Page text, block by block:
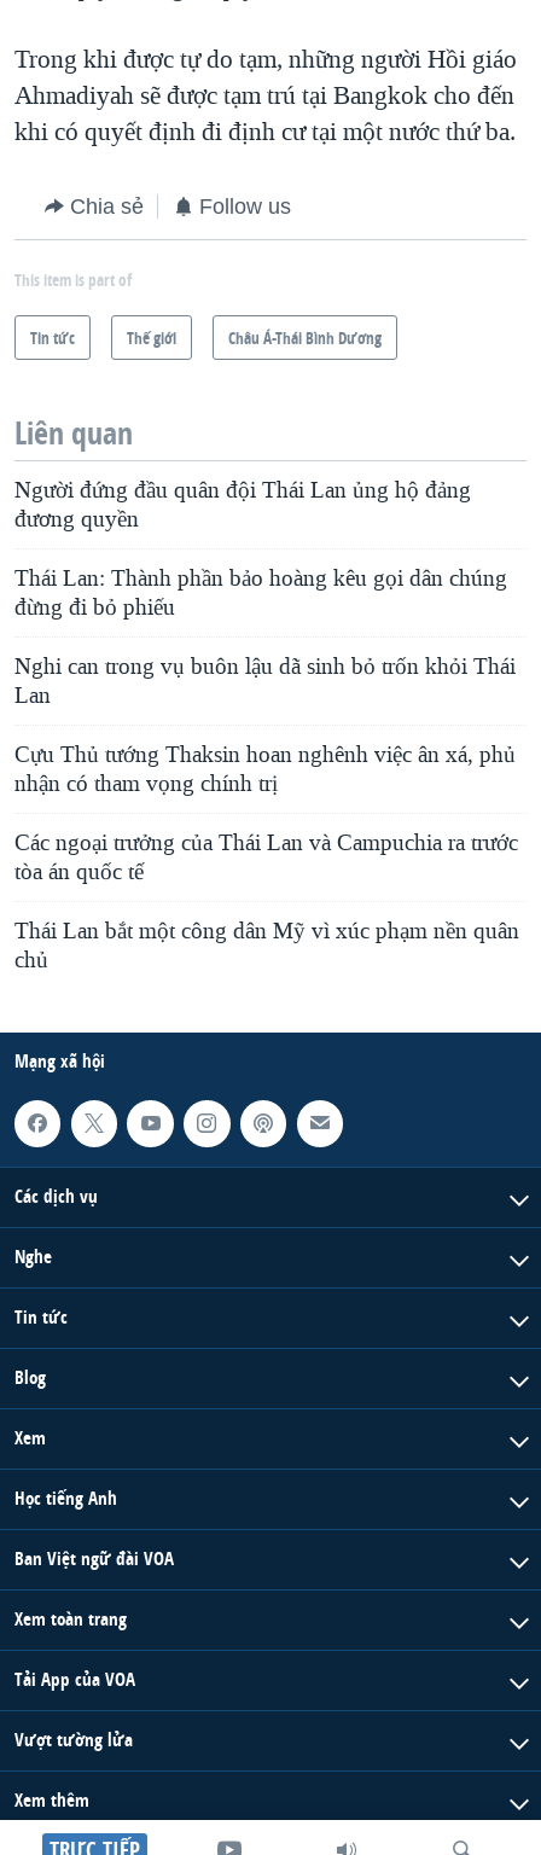
Trong khi được tự do tạm, những người Hồi giáo
Ahmadiyah sẽ được tạm trú tại Bangkok cho đến
khi có quyết định đi định cư tại một nước thứ ba.
Chia sẻ Follow us
This item is part of
Tin tức Thế giới Châu Á-Thái Bình Dương
Liên quan
Người đứng đầu quân đội Thái Lan ủng hộ đảng
đương quyền
Thái Lan: Thành phần bảo hoàng kêu gọi dân chúng
đừng đi bỏ phiếu
Nghi can trong vụ buôn lậu dã sinh bỏ trốn khỏi Thái
Lan
Cựu Thủ tướng Thaksin hoan nghênh việc ân xá, phủ
nhận có tham vọng chính trị
Các ngoại trưởng của Thái Lan và Campuchia ra trước
tòa án quốc tế
Thái Lan bắt một công dân Mỹ vì xúc phạm nền quân
chủ
Mạng xã hội
Các dịch vụ
Nghe
Tin tức
Blog
Xem
Học tiếng Anh
Ban Việt ngữ đài VOA
Xem toàn trang
Tải App của VOA
Vượt tường lửa
Xem thêm